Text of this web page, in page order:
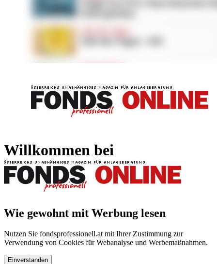
Willkommen bei
Wie gewohnt mit Werbung lesen
Nutzen Sie fondsprofessionell.at mit Ihrer Zustimmung zur
Verwendung von Cookies für Webanalyse und Werbemaßnahmen.
Einverstanden